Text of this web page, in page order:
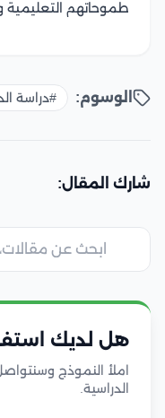
طموحاتهم التعليمية
الوسوم: #دراسة
شارك المقال:
هل لديك
املأ النموذج
الدراسية.